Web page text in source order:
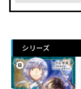
シリーズ